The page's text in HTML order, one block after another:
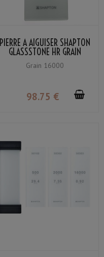
PIERRE À AIGUISER SHAPTON
GLASSSTONE HR GRAIN
#16000
Grain 16000
98.75 €